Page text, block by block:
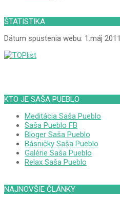
ŠTATISTIKA
Dátum spustenia webu: 1.máj 2011
KTO JE SAŠA PUEBLO
Meditácia Saša Pueblo
Saša Pueblo FB
Bloger Saša Pueblo
Básničky Saša Pueblo
Galérie Saša Pueblo
Relax Saša Pueblo
NAJNOVŠIE ČLÁNKY